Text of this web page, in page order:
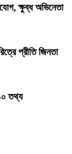
ক্ষুব্ধ অভিনেতা
প্রীতি জিনতা
তথ্য